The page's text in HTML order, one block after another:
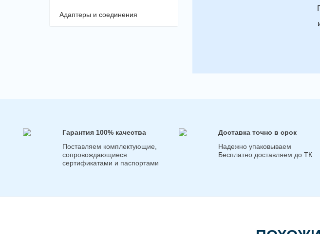
Адаптеры и соединения
Гарантия 100% качества
Поставляем комплектующие,
сопровождающиеся
сертификатами и паспортами
Доставка точно в срок
Надежно упаковываем
Бесплатно доставляем до ТК